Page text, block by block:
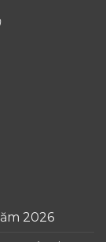
2026